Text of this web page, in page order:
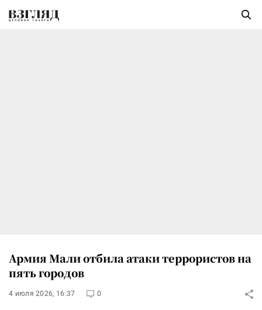
Армия Мали отбила атаки террористов на
пять городов
4 июля 2026, 16:37 0